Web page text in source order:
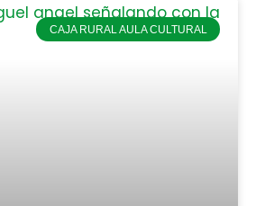
CAJA RURAL AULA CULTURAL